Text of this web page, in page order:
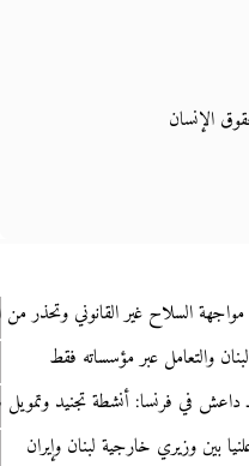
الإنسان
مواجهة السلاح غير القانوني وتحذر من
والتعامل عبر مؤسساته فقط
لـ داعش في فرنسا: أنشطة تجنيد
بين وزيري خارجية لبنان وإيران